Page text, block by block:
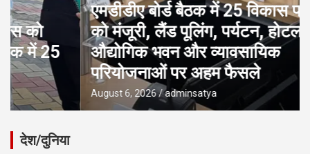
एमडीडीए बोर्ड बैठक में 25 विकास प्रस्तावों
को मंजूरी, लैंड पूलिंग, पर्यटन, होटल,
औद्योगिक भवन और व्यावसायिक
परियोजनाओं पर अहम फैसले
August 6, 2026 adminsatya
देश/दुनिया